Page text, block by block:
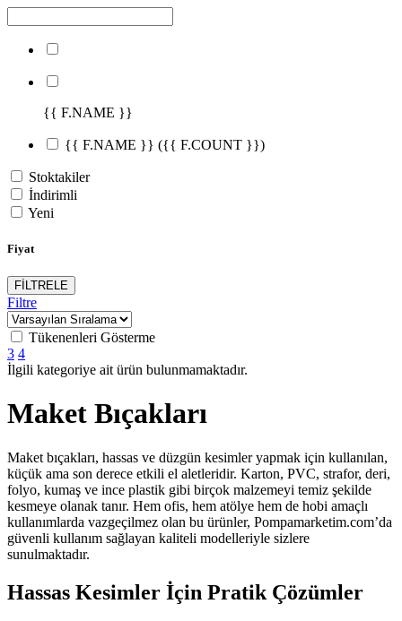
{{ F.NAME }}
{{ F.NAME }} ({{ F.COUNT }})
Stoktakiler
İndirimli
Yeni
Fiyat
FİLTRELE
Filtre
Tükenenleri Gösterme
3 4
İlgili kategoriye ait ürün bulunmamaktadır.
Maket Bıçakları
Maket bıçakları, hassas ve düzgün kesimler yapmak için kullanılan,
küçük ama son derece etkili el aletleridir. Karton, PVC, strafor, deri,
folyo, kumaş ve ince plastik gibi birçok malzemeyi temiz şekilde
kesmeye olanak tanır. Hem ofis, hem atölye hem de hobi amaçlı
kullanımlarda vazgeçilmez olan bu ürünler, Pompamarketim.com’da
güvenli kullanım sağlayan kaliteli modelleriyle sizlere
sunulmaktadır.
Hassas Kesimler İçin Pratik Çözümler